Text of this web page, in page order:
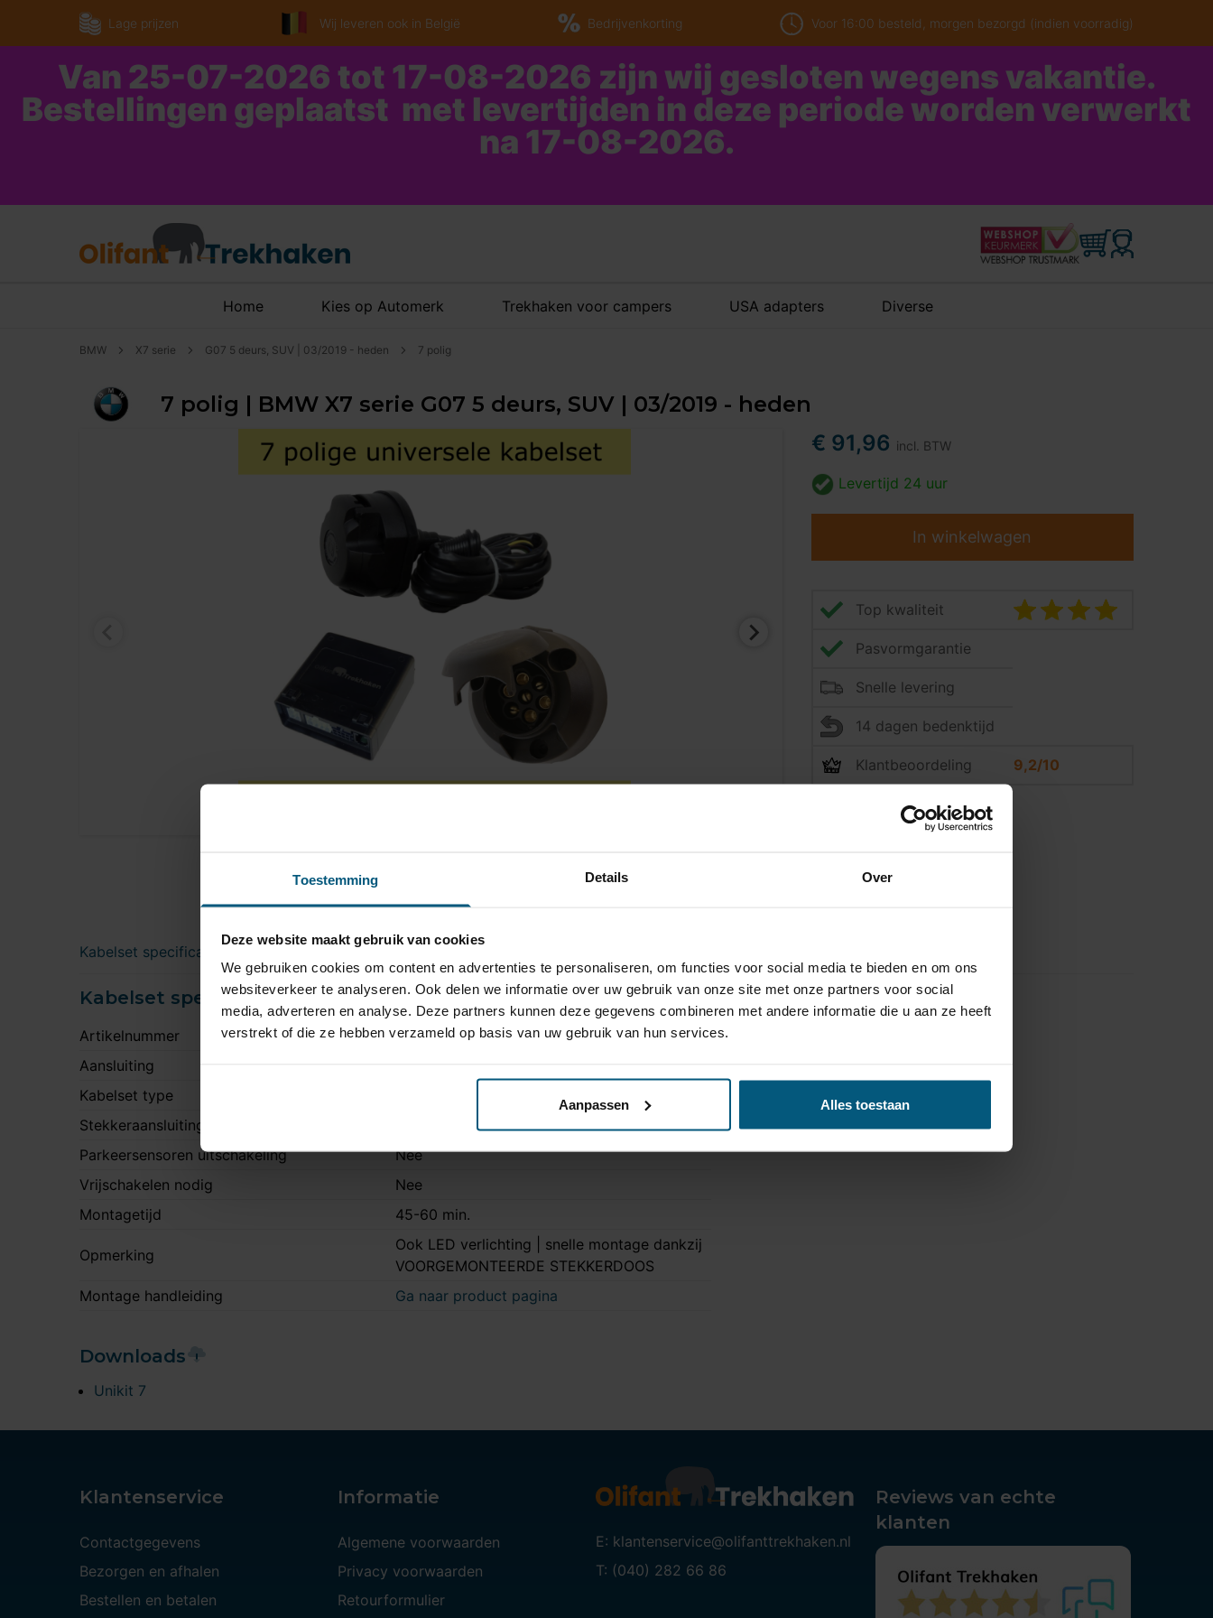
Toestemming Details Over
Deze website maakt gebruik van cookies
We gebruiken cookies om content en advertenties te personaliseren, om functies voor social media te bieden en om ons
websiteverkeer te analyseren. Ook delen we informatie over uw gebruik van onze site met onze partners voor social
media, adverteren en analyse. Deze partners kunnen deze gegevens combineren met andere informatie die u aan ze heeft
verstrekt of die ze hebben verzameld op basis van uw gebruik van hun services.
Aanpassen Alles toestaan
Lage prijzen Wij leveren ook in België Bedrijvenkorting Voor 16:00 besteld, morgen bezorgd (indien voorradig)
Van 25-07-2026 tot 17-08-2026 zijn wij gesloten wegens vakantie.
Bestellingen geplaatst met levertijden in deze periode worden verwerkt
na 17-08-2026.
Home Kies op Automerk Trekhaken voor campers USA adapters Diverse
BMW X7 serie G07 5 deurs, SUV | 03/2019 - heden 7 polig
7 polig | BMW X7 serie G07 5 deurs, SUV | 03/2019 - heden
€ 91,96 incl. BTW
Levertijd 24 uur
In winkelwagen
Top kwaliteit
Pasvormgarantie
Snelle levering
14 dagen bedenktijd
Klantbeoordeling 9,2/10
Kabelset specificatie
Kabelset specificatie
Artikelnummer
Unikit 7
Aansluiting
Kabelset type
Stekkeraansluiting
Zonder originele connectoren
Parkeersensoren uitschakeling
Nee
Vrijschakelen nodig
Nee
Montagetijd
45-60 min.
Opmerking
Ook LED verlichting | snelle montage dankzij
VOORGEMONTEERDE STEKKERDOOS
Montage handleiding
Ga naar product pagina
Downloads
Unikit 7
Klantenservice
Contactgegevens
Bezorgen en afhalen
Bestellen en betalen
Informatie
Algemene voorwaarden
Privacy voorwaarden
Retourformulier
E: klantenservice@olifanttrekhaken.nl
T: (040) 282 66 86
Reviews van echte
klanten